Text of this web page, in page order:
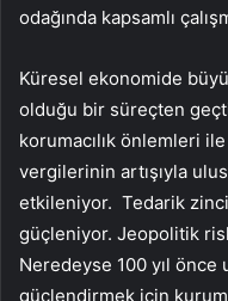
odağında kapsamlı
Küresel ekonomide
olduğu bir süreçten
korumacılık önlemleri
vergilerinin artışıyla
etkileniyor. Tedarik
güçleniyor. Jeopolitik
Neredeyse 100 yıl önce
güçlendirmek için